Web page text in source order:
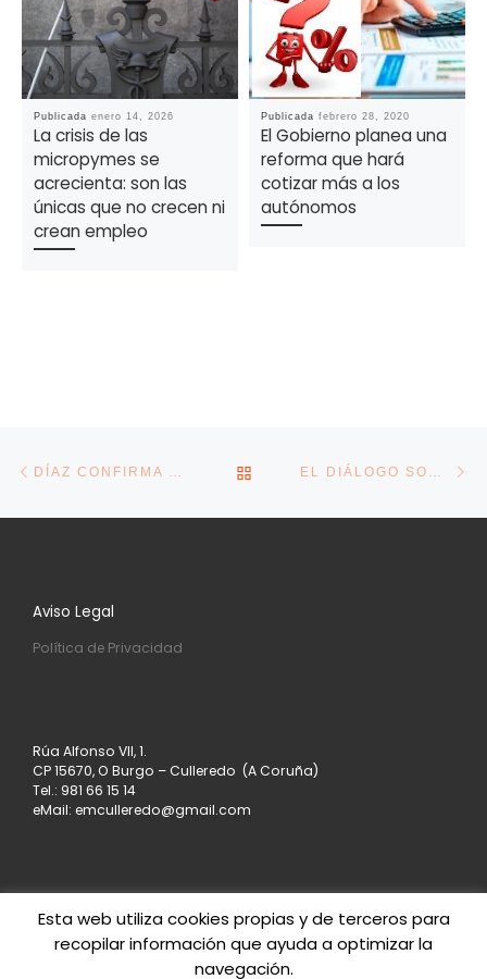
Publicada enero 14, 2026
La crisis de las
micropymes se
acrecienta: son las
únicas que no crecen ni
crean empleo
Publicada febrero 28, 2020
El Gobierno planea una
reforma que hará
cotizar más a los
autónomos
Entrada anterior
VOLVER A LA LISTA DE
Aviso Legal
Política de Privacidad
Rúa Alfonso VII, 1.
CP 15670, O Burgo – Culleredo (A Coruña)
Tel.: 981 66 15 14
eMail: emculleredo@gmail.com
© 2026Asociación de Empresarios de Culleredo
Todos los derechos reservados
Esta web utiliza cookies propias y de terceros para
recopilar información que ayuda a optimizar la
navegación.